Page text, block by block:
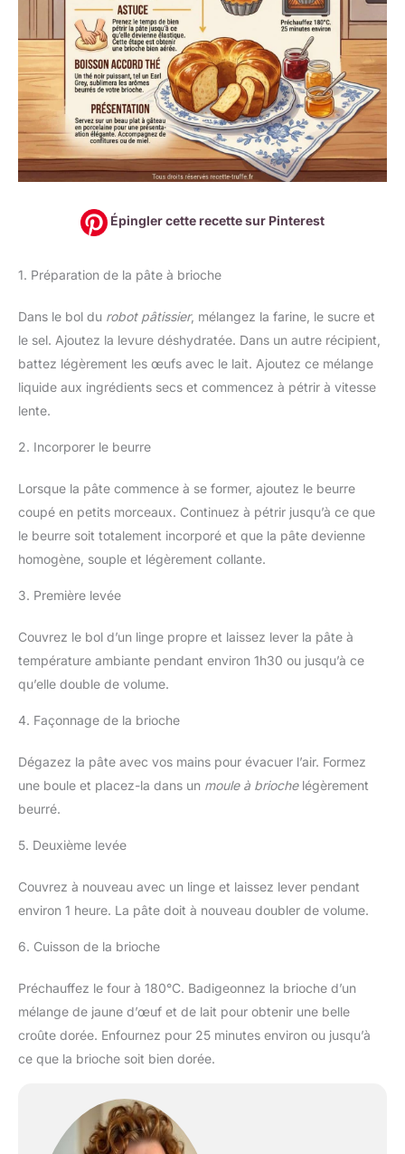
Épingler cette recette sur Pinterest
1. Préparation de la pâte à brioche
Dans le bol du robot pâtissier, mélangez la farine, le sucre et
le sel. Ajoutez la levure déshydratée. Dans un autre récipient,
battez légèrement les œufs avec le lait. Ajoutez ce mélange
liquide aux ingrédients secs et commencez à pétrir à vitesse
lente.
2. Incorporer le beurre
Lorsque la pâte commence à se former, ajoutez le beurre
coupé en petits morceaux. Continuez à pétrir jusqu’à ce que
le beurre soit totalement incorporé et que la pâte devienne
homogène, souple et légèrement collante.
3. Première levée
Couvrez le bol d’un linge propre et laissez lever la pâte à
température ambiante pendant environ 1h30 ou jusqu’à ce
qu’elle double de volume.
4. Façonnage de la brioche
Dégazez la pâte avec vos mains pour évacuer l’air. Formez
une boule et placez-la dans un moule à briochelégèrement
beurré.
5. Deuxième levée
Couvrez à nouveau avec un linge et laissez lever pendant
environ 1 heure. La pâte doit à nouveau doubler de volume.
6. Cuisson de la brioche
Préchauffez le four à 180°C. Badigeonnez la brioche d’un
mélange de jaune d’œuf et de lait pour obtenir une belle
croûte dorée. Enfournez pour 25 minutes environ ou jusqu’à
ce que la brioche soit bien dorée.